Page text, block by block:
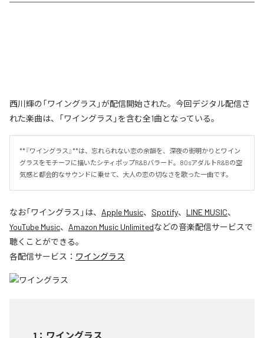
西川輝の「ワイングラス」が配信開始された。今回デジタル配信さ
れた楽曲は、「ワイングラス」を含む全1曲となっている。
**『ワイングラス』**は、忘れられない恋の余韻を、深夜の街明かりとワイン
グラスをモチーフに描いたシティポップR&Bバラード。80sアダルトR&Bの空
気感と都会的なサウンドに乗せて、大人の恋の切なさを歌った一曲です。
なお「ワイングラス 」は、 Apple Music、 Spotify、 LINE MUSIC、
YouTube Music、 Amazon Music Unlimitedなどの音楽配信サービスで
聴くことができる。
各配信サービス： ワイングラス
1 ： ワイングラス